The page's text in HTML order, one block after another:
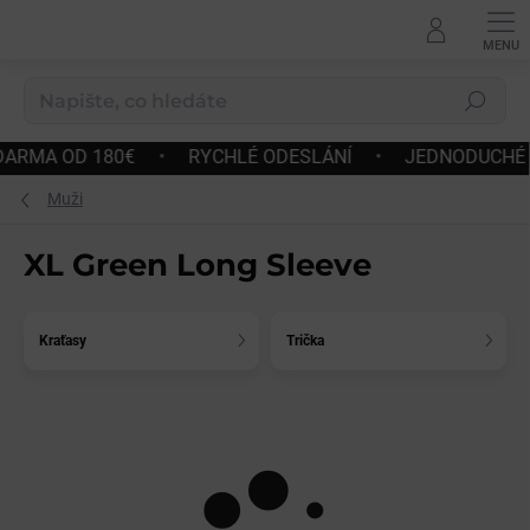
Hledat
180€ • RYCHLÉ ODESLÁNÍ • JEDNODUCHÉ
Muži
XL Green Long Sleeve
Kraťasy Trička